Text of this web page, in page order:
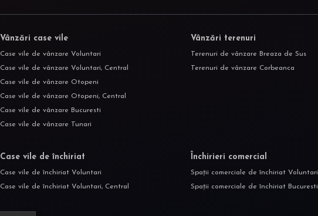
Vânzări case vile
Case vile de vânzare Voluntari
Case vile de vânzare Voluntari, Central
Case vile de vânzare Otopeni
Case vile de vânzare Otopeni, Central
Case vile de vânzare Bucuresti
Case vile de vânzare Tunari
Vânzări terenuri
Terenuri de vânzare Breaza de Sus
Terenuri de vânzare Corbeanca
Case vile de închiriat
Case vile de închiriat Voluntari
Case vile de închiriat Voluntari, Central
Închirieri comercial
Spații comerciale de închiriat Voluntari
Spații comerciale de închiriat Bucuresti